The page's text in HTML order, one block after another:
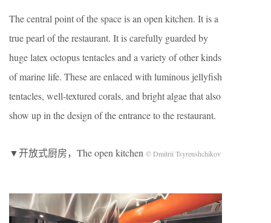
The central point of the space is an open kitchen. It is a
true pearl of the restaurant. It is carefully guarded by
huge latex octopus tentacles and a variety of other kinds
of marine life. These are enlaced with luminous jellyfish
tentacles, well-textured corals, and bright algae that also
show up in the design of the entrance to the restaurant.
▼开放式厨房，The open kitchen © Dmitrii Tsyrenshchikov